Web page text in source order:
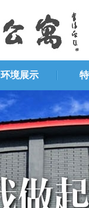
环境展示